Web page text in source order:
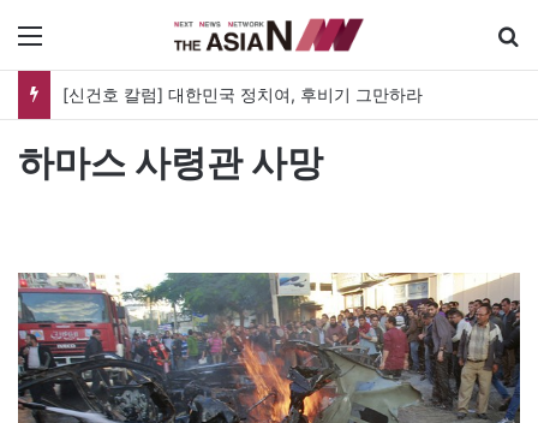
[신건호 칼럼] 대한민국 정치여, 후비기 그만하라
하마스 사령관 사망